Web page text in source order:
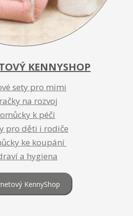
KENNYSHOP
sety pro mimi
na rozvoj
k péči
pro děti i rodiče
ke koupání
a hygiena
KennyShop